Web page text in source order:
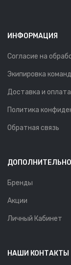
ИНФОРМАЦИЯ
Согласие на
Экипировка команд
Доставка и оплата
Политика
Обратная связь
ДОПОЛНИТЕЛЬНО
Бренды
Акции
Личный Кабинет
НАШИ КОНТАКТЫ